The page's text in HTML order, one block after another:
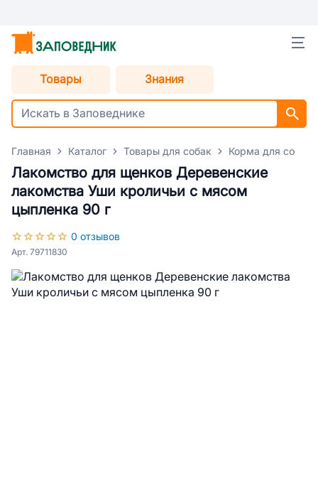
Товары Знания
Главная Каталог Товары для собак Корма для собак
Лакомство для щенков Деревенские
лакомства Уши кроличьи с мясом
цыпленка 90 г
0 отзывов
Арт. 79711830